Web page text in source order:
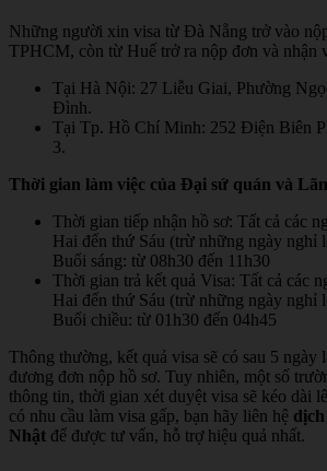
Những người xin visa từ Đà Nẵng trở vào
TPHCM, còn từ Huế trở ra nộp đơn và nhận
Tại Hà Nội: 27 Liễu Giai, Phường
Đình.
Tại Tp. Hồ Chí Minh: 252 Điện Biên
3.
Thời gian làm việc của Đại sứ quán và
Thời gian tiếp nhận hồ sơ: Tất cả các
Hai đến thứ Sáu (trừ những ngày nghỉ
Buổi sáng: từ 08h30 đến 11h30
Thời gian trả kết quả Visa: Tất cả các
Hai đến thứ Sáu (trừ những ngày nghỉ
Buổi chiều: từ 01h30 đến 04h45
Thông thường, kết quả visa sẽ có sau 5 ngày
đương đơn nộp hồ sơ. Tuy nhiên, một số
thông tin, thời gian xét duyệt visa sẽ kéo dài
có nhu cầu làm visa gấp, bạn hãy liên hệ
Nhật để được tư vấn, hỗ trợ hiệu quả nhất.